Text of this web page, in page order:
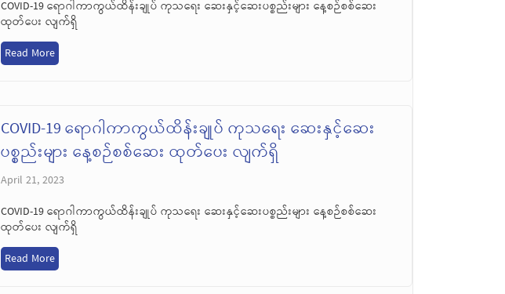
COVID-19 ရောဂါကာကွယ်ထိန်းချုပ် ကုသရေး ဆေးနှင့်ဆေးပစ္စည်းများ နေ့စဉ်စစ်ဆေး
ထုတ်ပေး လျက်ရှိ
Read More
COVID-19 ရောဂါကာကွယ်ထိန်းချုပ် ကုသရေး ဆေးနှင့်ဆေး
ပစ္စည်းများ နေ့စဉ်စစ်ဆေး ထုတ်ပေး လျက်ရှိ
April 21, 2023
COVID-19 ရောဂါကာကွယ်ထိန်းချုပ် ကုသရေး ဆေးနှင့်ဆေးပစ္စည်းများ နေ့စဉ်စစ်ဆေး
ထုတ်ပေး လျက်ရှိ
Read More